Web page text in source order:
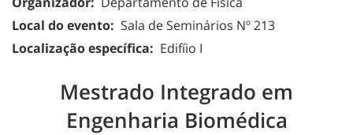
Local do evento: Sala de Seminários Nº 213
Localização específica: Edifíio I
Mestrado Integrado em
Engenharia Biomédica